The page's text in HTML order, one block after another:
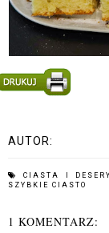
AUTOR:
CIASTA I
SZYBKIE CIASTO
1 KOMENTARZ: